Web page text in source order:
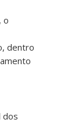
, o
dentro
dos